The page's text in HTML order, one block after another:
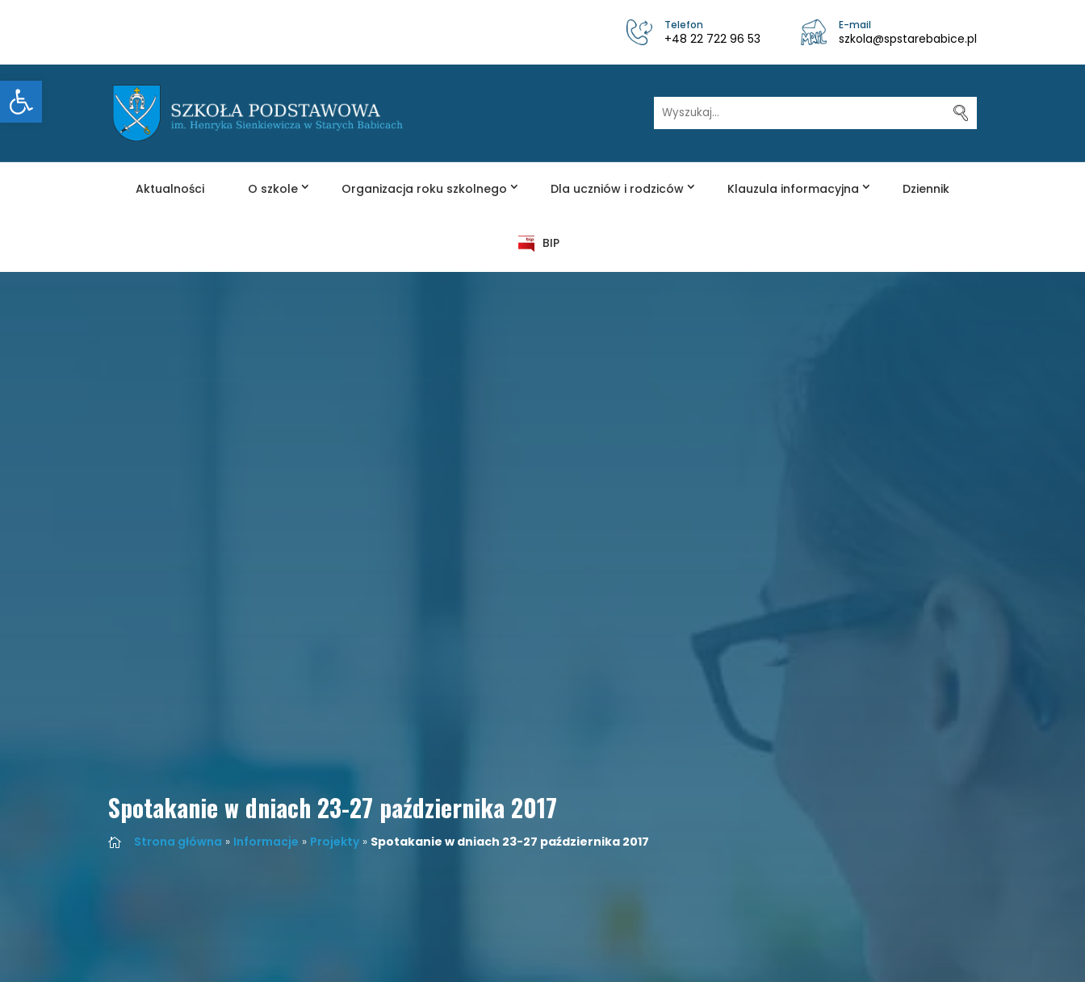
Otwórz pasek narzędzi
Telefon
+48 22 722 96 53
E-mail
szkola@spstarebabice.pl
Wyszukaj
Aktualności O szkole Organizacja roku szkolnego Dla uczniów i rodziców Klauzula informacyjna Dziennik
BIP
Spotakanie w dniach 23-27 października 2017
 Strona główna » Informacje » Projekty » Spotakanie w dniach 23-27 października 2017